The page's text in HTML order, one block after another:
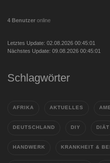
4 Benutzer online
Letztes Update: 02.08.2026 00:45:01
Nächstes Update: 09.08.2026 00:45:01
Schlagwörter
AFRIKA AKTUELLES
DEUTSCHLAND DIY DIÄT
HANDWERK KRANKHEIT &